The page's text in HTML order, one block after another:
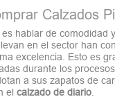
Calzados
hablar de comodidad
en el sector han
excelencia. Esto es
durante los
a sus zapatos de
elcalzado de diario